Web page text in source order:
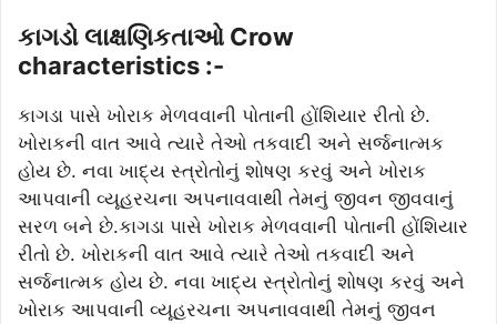
કાગડો લાક્ષણિકતાઓ Crow
characteristics :-
કાગડા પાસે ખોરાક મેળવવાની પોતાની હોંશિયાર રીતો છે.
ખોરાકની વાત આવે ત્યારે તેઓ તકવાદી અને સર્જનાત્મક
હોય છે. નવા ખાદ્ય સ્ત્રોતોનું શોષણ કરવું અને ખોરાક
આપવાની વ્યૂહરચના અપનાવવાથી તેમનું જીવન જીવવાનું
સરળ બને છે.કાગડા પાસે ખોરાક મેળવવાની પોતાની હોંશિયાર
રીતો છે. ખોરાકની વાત આવે ત્યારે તેઓ તકવાદી અને
સર્જનાત્મક હોય છે. નવા ખાદ્ય સ્ત્રોતોનું શોષણ કરવું અને
ખોરાક આપવાની વ્યૂહરચના અપનાવવાથી તેમનું જીવન